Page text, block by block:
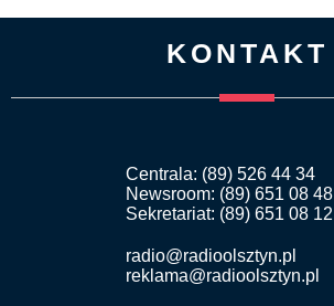
KONTAKT
Centrala: (89) 526 44 34
Newsroom: (89) 651 08 48
Sekretariat: (89) 651 08 12
radio@radioolsztyn.pl
reklama@radioolsztyn.pl